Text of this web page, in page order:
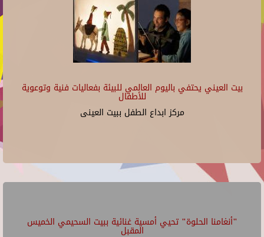
بيت العيني يحتفي باليوم العالمي للبيئة بفعاليات فنية وتوعوية
للأطفال
مركز ابداع الطفل ببيت العينى
"أنغامنا الحلوة" تحيي أمسية غنائية ببيت السحيمي الخميس
المقبل